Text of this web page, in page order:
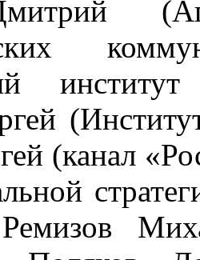
(канал